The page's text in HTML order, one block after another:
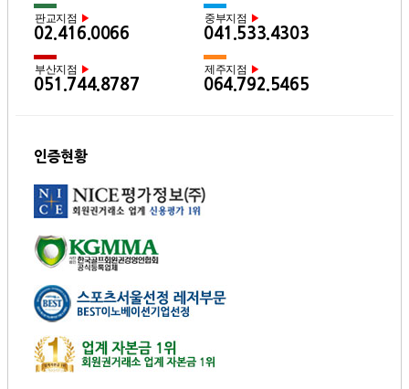
판교지점 ▶
02.416.0066
중부지점 ▶
041.533.4303
부산지점 ▶
051.744.8787
제주지점 ▶
064.792.5465
인증현황